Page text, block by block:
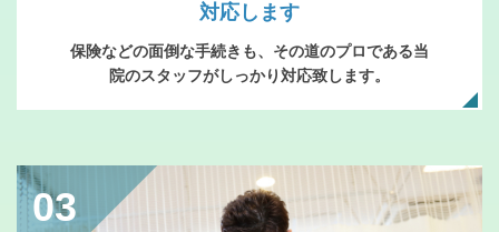
対応します
保険などの面倒な手続きも、その道のプロである当
院のスタッフがしっかり対応致します。
03